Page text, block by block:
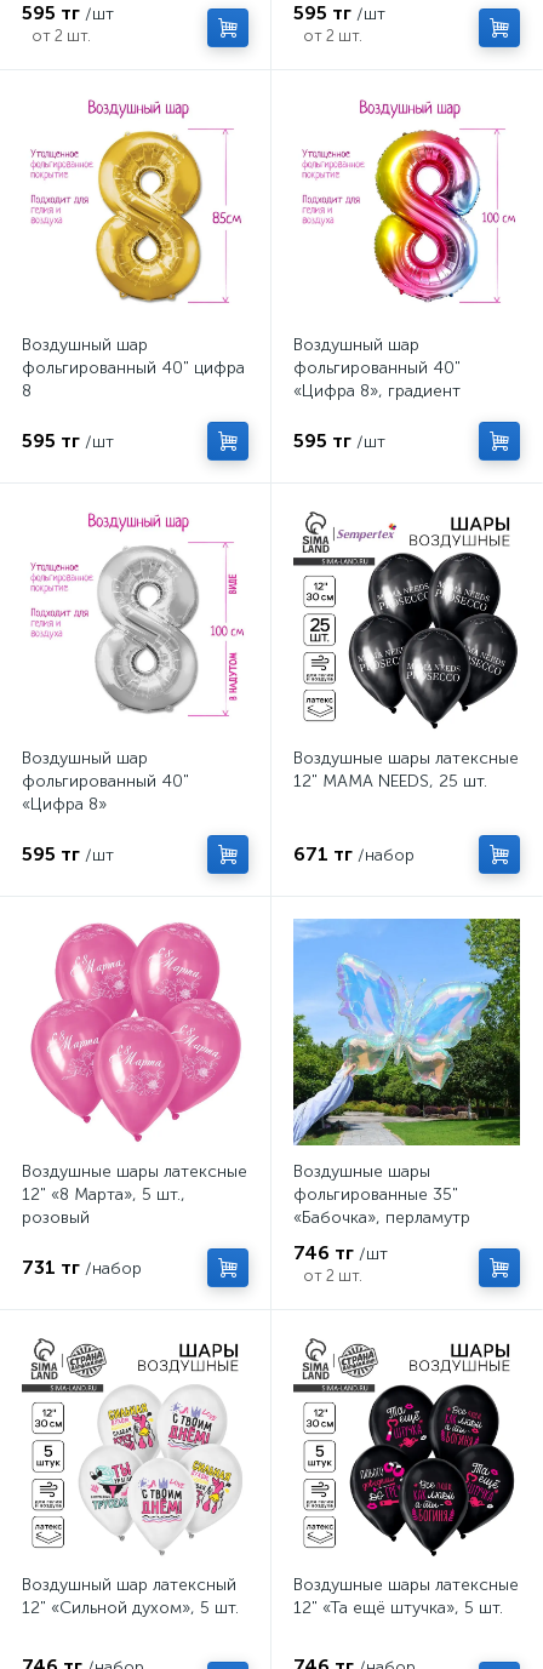
595 тг /шт
от 2 шт.
595 тг /шт
от 2 шт.
Воздушный шар
фольгированный 40" цифра
8
595 тг /шт
Воздушный шар
фольгированный 40"
«Цифра 8», градиент
595 тг /шт
Воздушный шар
фольгированный 40"
«Цифра 8»
595 тг /шт
Воздушные шары латексные
12" MAMA NEEDS, 25 шт.
671 тг /набор
Воздушные шары латексные
12" «8 Марта», 5 шт.,
розовый
731 тг /набор
Воздушные шары
фольгированные 35"
«Бабочка», перламутр
746 тг /шт
от 2 шт.
Воздушный шар латексный
12" «Сильной духом», 5 шт.
Воздушные шары латексные
12" «Та ещё штучка», 5 шт.